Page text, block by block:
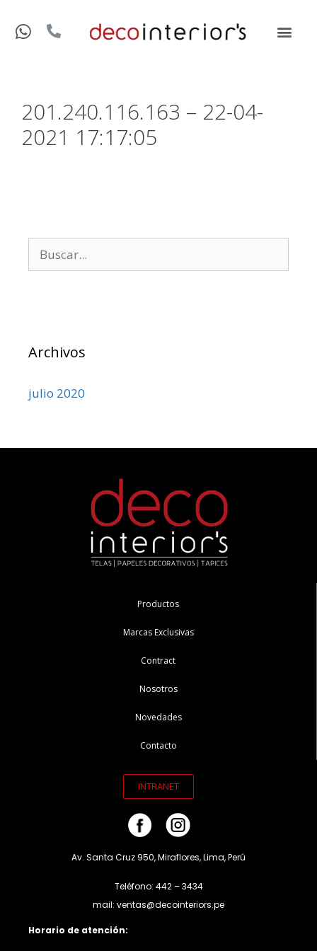
201.240.116.163 – 22-04-
2021 17:17:05
Archivos
julio 2020
Productos
Marcas Exclusivas
Contract
Nosotros
Novedades
Contacto
INTRANET
Av. Santa Cruz 950, Miraflores, Lima, Perú
Teléfono: 442 – 3434
mail: ventas@decointeriors.pe
Horario de atención: